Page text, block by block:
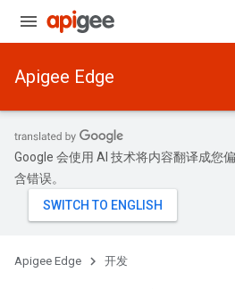
Apigee Edge
Google 会使用 AI 技术将内容翻译成您
含错误。
Apigee Edge 开发